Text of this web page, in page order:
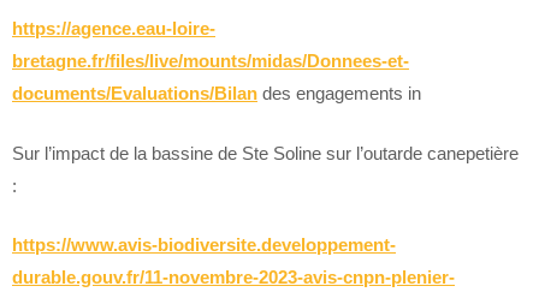
https://agence.eau-loire-
bretagne.fr/files/live/mounts/midas/Donnees-et-
documents/Evaluations/Bilan des engagements in
Sur l’impact de la bassine de Ste Soline sur l’outarde canepetière
:
https://www.avis-biodiversite.developpement-
durable.gouv.fr/11-novembre-2023-avis-cnpn-plenier-